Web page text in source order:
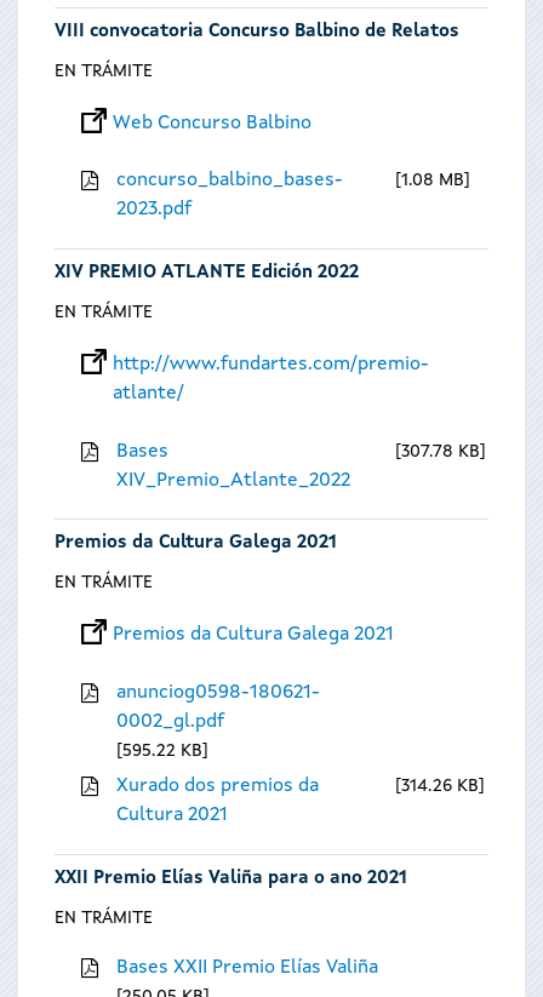
VIII convocatoria Concurso Balbino de Relatos
EN TRÁMITE
Web Concurso Balbino
concurso_balbino_bases-
2023.pdf
1.08 MB
XIV PREMIO ATLANTE Edición 2022
EN TRÁMITE
http://www.fundartes.com/premio-
atlante/
Bases
XIV_Premio_Atlante_2022
307.78 KB
Premios da Cultura Galega 2021
EN TRÁMITE
Premios da Cultura Galega 2021
anunciog0598-180621-
0002_gl.pdf
595.22 KB
Xurado dos premios da
Cultura 2021
314.26 KB
XXII Premio Elías Valiña para o ano 2021
EN TRÁMITE
Bases XXII Premio Elías Valiña